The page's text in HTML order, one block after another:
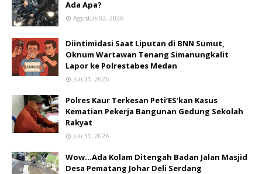
Ada Apa?
Agustus 02, 2026
Diintimidasi Saat Liputan di BNN Sumut,
Oknum Wartawan Tenang Simanungkalit
Lapor ke Polrestabes Medan
Juli 31, 2026
Polres Kaur Terkesan Peti‘ES’kan Kasus
Kematian Pekerja Bangunan Gedung Sekolah
Rakyat
Juli 31, 2026
Wow...Ada Kolam Ditengah Badan Jalan Masjid
Desa Pematang Johar Deli Serdang